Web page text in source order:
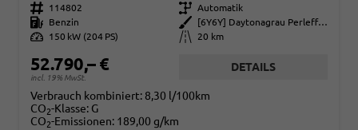
Fahrzeugnr. 114802 Getriebe Automatik
Kraftstoff
Benzin Außenfarbe
[6Y6Y] Daytonagrau Perleffekt
Leistung
150 kW (204 PS) Kilometerstand 20 km
52.790,– €
incl. 19% MwSt.
DETAILS
Verbrauch kombiniert: 8,30 l/100km
CO2-Klasse: G
CO2-Emissionen: 189,00 g/km